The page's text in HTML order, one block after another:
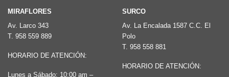
MIRAFLORES
Av. Larco 343
T. 958 559 889
HORARIO DE ATENCIÓN:
Lunes a Sábado: 10:00 am –
SURCO
Av. La Encalada 1587 C.C. El
Polo
T. 958 558 881
HORARIO DE ATENCIÓN: